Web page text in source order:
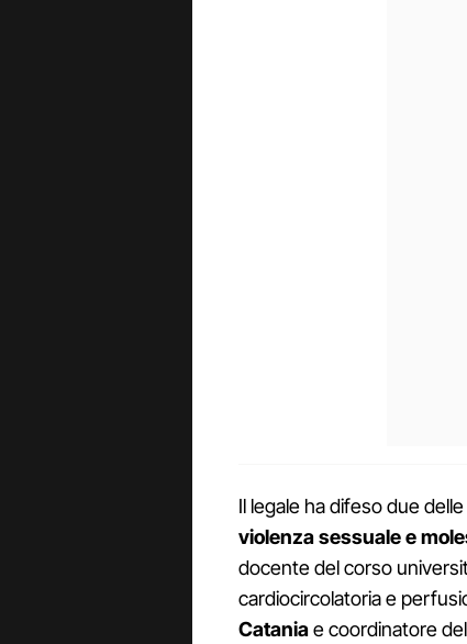
Il legale ha difeso due delle
violenza sessuale e
docente del corso
cardiocircolatoria e
Cataniae coordinatore